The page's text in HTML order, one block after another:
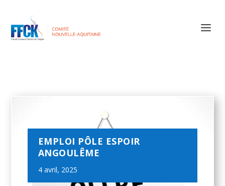
EMPLOI PÔLE ESPOIR
ANGOULÊME
4 avril, 2025